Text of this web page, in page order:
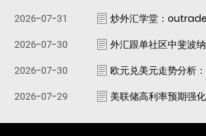
2026-07-31 炒外汇学堂：
2026-07-30 外汇跟单社区中斐波
2026-07-30 欧元兑美元走势分析
2026-07-29 美联储高利率预期强